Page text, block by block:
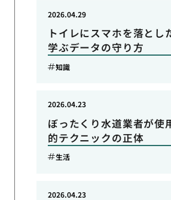
トイレにスマホを落とし
学ぶデータの守り方
2026.04.29
知識
ぼったくり水道業者が使
的テクニックの正体
2026.04.23
生活
2026.04.23